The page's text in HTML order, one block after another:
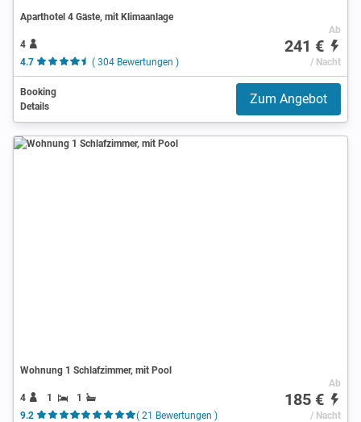
Aparthotel 4 Gäste, mit Klimaanlage
4
4.7
( 304 Bewertungen )
Ab
241 €
/ Nacht
Booking
Details
Zum Angebot
Wohnung 1 Schlafzimmer, mit Pool
4 1
1
9.2
( 21 Bewertungen )
Ab
185 €
/ Nacht